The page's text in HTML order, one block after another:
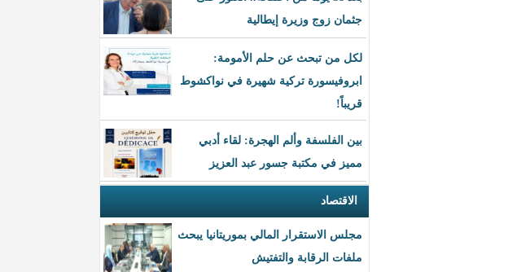
جثمان زوج وزيرة إيطالية
لكل من تبحث عن حلم الأمومة:
ابروفيسورة تركية شهيرة في نواكشوط
قريباً!
بين الفلسفة وألم الهجرة: لقاء أدبي
مميز في مكتبة جسور عبد العزيز
الاقتصاد
مجلس الاستقرار المالي بموريتانيا يبحث
ملفات الرقابة والتفتيش